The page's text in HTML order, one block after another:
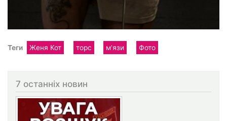
Теги Женя Кот торс м'язи Фото
7 останніх новин